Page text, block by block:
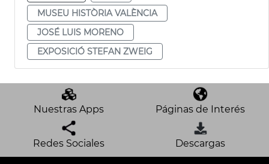
MUSEU HISTÒRIA VALÈNCIA
JOSÉ LUIS MORENO
EXPOSICIÓ STEFAN ZWEIG
Nuestras Apps Páginas de Interés
Redes Sociales Descargas